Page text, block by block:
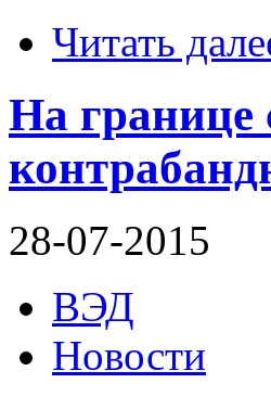
Читать
На границе
28-07-2015
ВЭД
Новости